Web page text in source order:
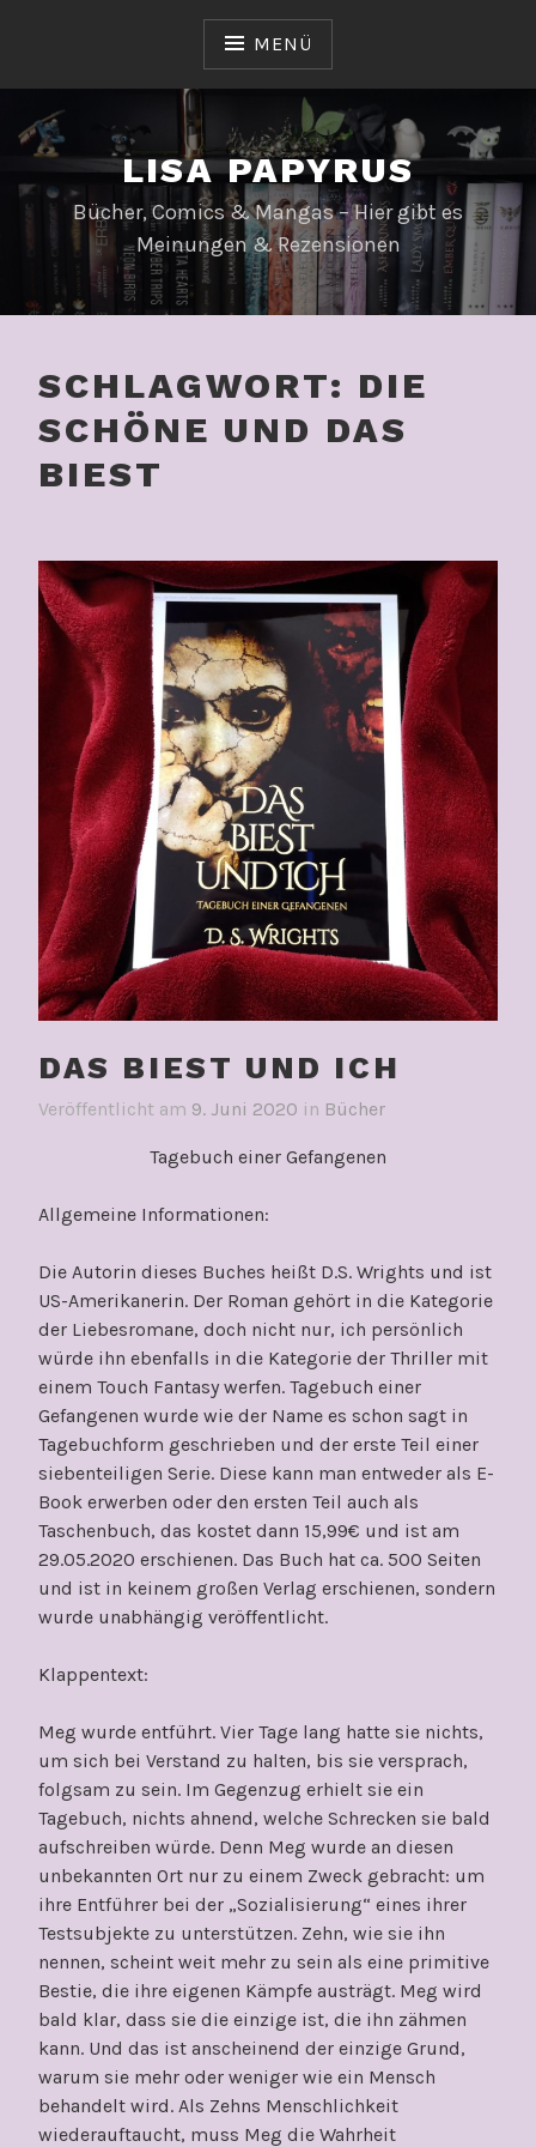
MENÜ
LISA PAPYRUS
Bücher, Comics & Mangas – Hier gibt es
Meinungen & Rezensionen
SCHLAGWORT: DIE
SCHÖNE UND DAS
BIEST
DAS BIEST UND ICH
Veröffentlicht am 9. Juni 2020 in Bücher
Tagebuch einer Gefangenen
Allgemeine Informationen:
Die Autorin dieses Buches heißt D.S. Wrights und ist
US-Amerikanerin. Der Roman gehört in die Kategorie
der Liebesromane, doch nicht nur, ich persönlich
würde ihn ebenfalls in die Kategorie der Thriller mit
einem Touch Fantasy werfen. Tagebuch einer
Gefangenen wurde wie der Name es schon sagt in
Tagebuchform geschrieben und der erste Teil einer
siebenteiligen Serie. Diese kann man entweder als E-
Book erwerben oder den ersten Teil auch als
Taschenbuch, das kostet dann 15,99€ und ist am
29.05.2020 erschienen. Das Buch hat ca. 500 Seiten
und ist in keinem großen Verlag erschienen, sondern
wurde unabhängig veröffentlicht.
Klappentext:
Meg wurde entführt. Vier Tage lang hatte sie nichts,
um sich bei Verstand zu halten, bis sie versprach,
folgsam zu sein. Im Gegenzug erhielt sie ein
Tagebuch, nichts ahnend, welche Schrecken sie bald
aufschreiben würde. Denn Meg wurde an diesen
unbekannten Ort nur zu einem Zweck gebracht: um
ihre Entführer bei der „Sozialisierung“ eines ihrer
Testsubjekte zu unterstützen. Zehn, wie sie ihn
nennen, scheint weit mehr zu sein als eine primitive
Bestie, die ihre eigenen Kämpfe austrägt. Meg wird
bald klar, dass sie die einzige ist, die ihn zähmen
kann. Und das ist anscheinend der einzige Grund,
warum sie mehr oder weniger wie ein Mensch
behandelt wird. Als Zehns Menschlichkeit
wiederauftaucht, muss Meg die Wahrheit